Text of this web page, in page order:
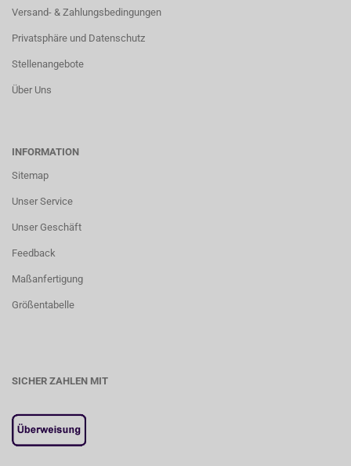
Versand- & Zahlungsbedingungen
Privatsphäre und Datenschutz
Stellenangebote
Über Uns
INFORMATION
Sitemap
Unser Service
Unser Geschäft
Feedback
Maßanfertigung
Größentabelle
SICHER ZAHLEN MIT